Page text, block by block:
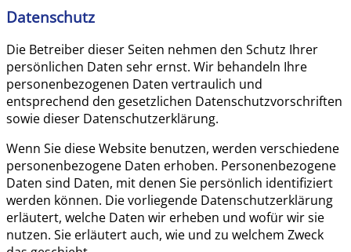
Datenschutz
Die Betreiber dieser Seiten nehmen den Schutz Ihrer
persönlichen Daten sehr ernst. Wir behandeln Ihre
personenbezogenen Daten vertraulich und
entsprechend den gesetzlichen Datenschutzvorschriften
sowie dieser Datenschutzerklärung.
Wenn Sie diese Website benutzen, werden verschiedene
personenbezogene Daten erhoben. Personenbezogene
Daten sind Daten, mit denen Sie persönlich identifiziert
werden können. Die vorliegende Datenschutzerklärung
erläutert, welche Daten wir erheben und wofür wir sie
nutzen. Sie erläutert auch, wie und zu welchem Zweck